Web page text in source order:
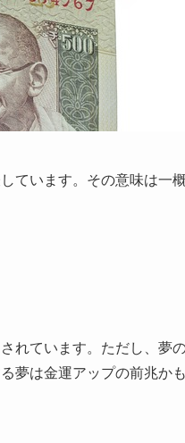
ています。その意味は一
れています。ただし、夢
夢は金運アップの前兆か